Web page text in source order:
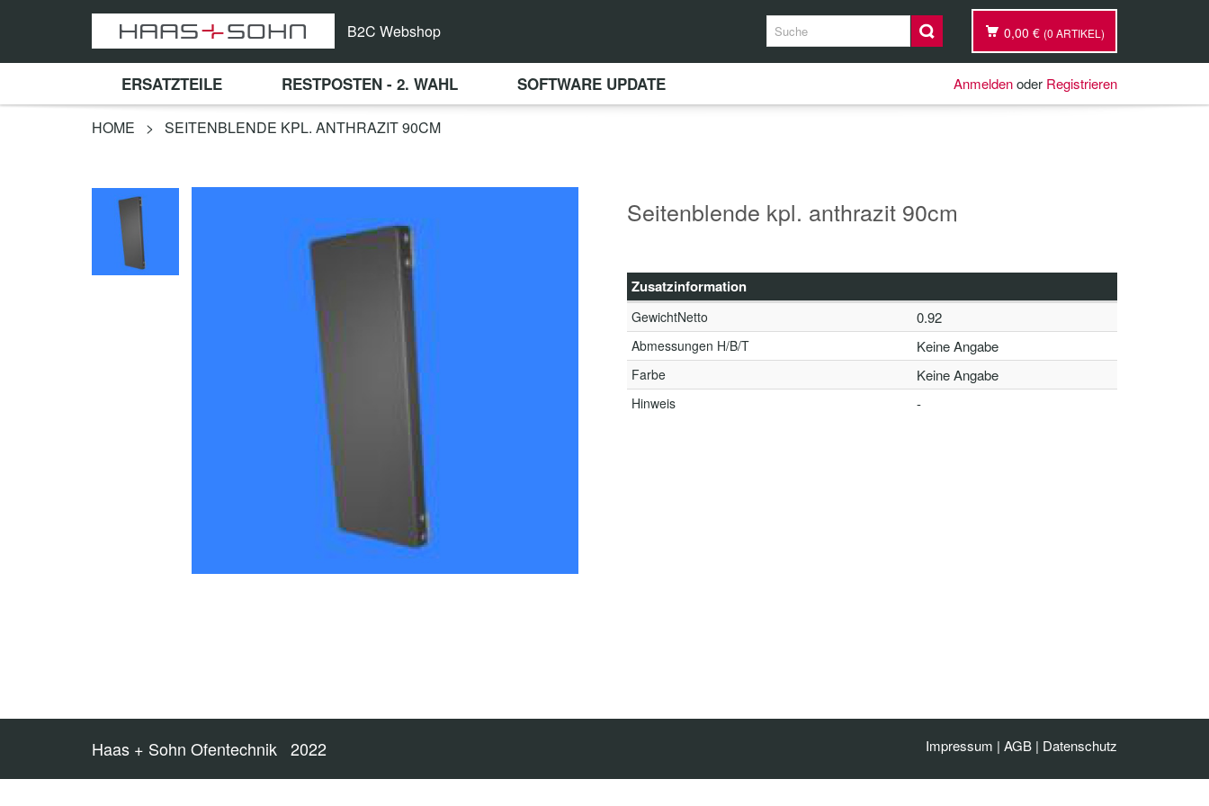
B2C Webshop 0,00 € (0 ARTIKEL)
ERSATZTEILE RESTPOSTEN - 2. WAHL SOFTWARE UPDATE Anmeldenoder Registrieren
HOME > SEITENBLENDE KPL. ANTHRAZIT 90CM
Seitenblende kpl. anthrazit 90cm
Zusatzinformation
GewichtNetto 0.92
Abmessungen H/B/T Keine Angabe
Farbe Keine Angabe
Hinweis -
Haas + Sohn Ofentechnik 2022 Impressum | AGB | Datenschutz